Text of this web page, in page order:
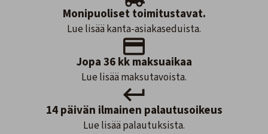
Monipuoliset toimitustavat.
Lue lisää kanta-asiakaseduista.
Jopa 36 kk maksuaikaa
Lue lisää maksutavoista.
14 päivän ilmainen palautusoikeus
Lue lisää palautuksista.